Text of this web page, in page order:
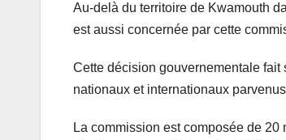
Au-delà du territoire de Kwamouth
est aussi concernée par cette
Cette décision gouvernementale fait
nationaux et internationaux
La commission est composée de